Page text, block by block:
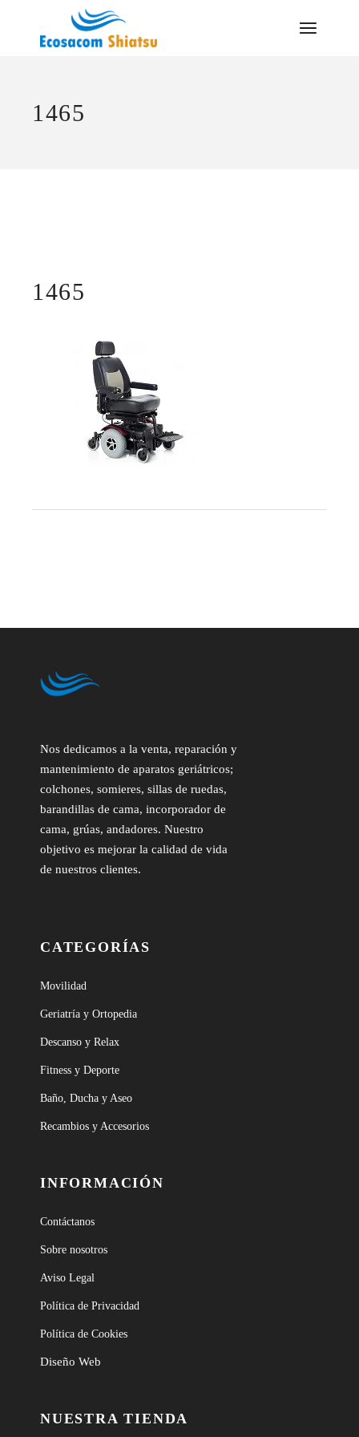
1465
1465
Nos dedicamos a la venta, reparación y
mantenimiento de aparatos geriátricos;
colchones, somieres, sillas de ruedas,
barandillas de cama, incorporador de
cama, grúas, andadores. Nuestro
objetivo es mejorar la calidad de vida
de nuestros clientes.
CATEGORÍAS
Movilidad
Geriatría y Ortopedia
Descanso y Relax
Fitness y Deporte
Baño, Ducha y Aseo
Recambios y Accesorios
INFORMACIÓN
Contáctanos
Sobre nosotros
Aviso Legal
Política de Privacidad
Política de Cookies
Diseño Web
NUESTRA TIENDA